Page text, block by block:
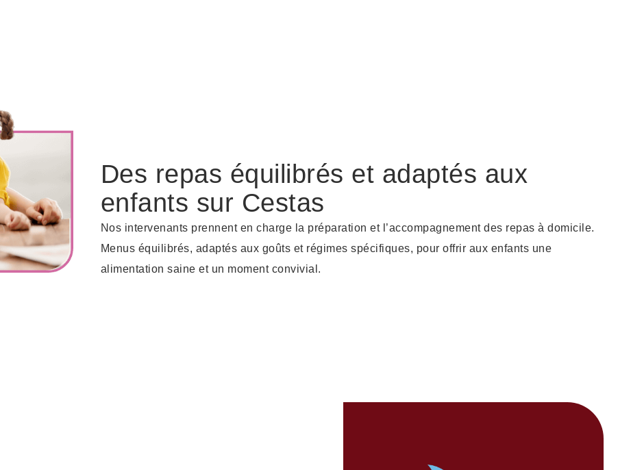
Des repas équilibrés et adaptés aux
enfants sur Cestas
Nos intervenants prennent en charge la préparation et l’accompagnement des repas à domicile.
Menus équilibrés, adaptés aux goûts et régimes spécifiques, pour offrir aux enfants une
alimentation saine et un moment convivial.